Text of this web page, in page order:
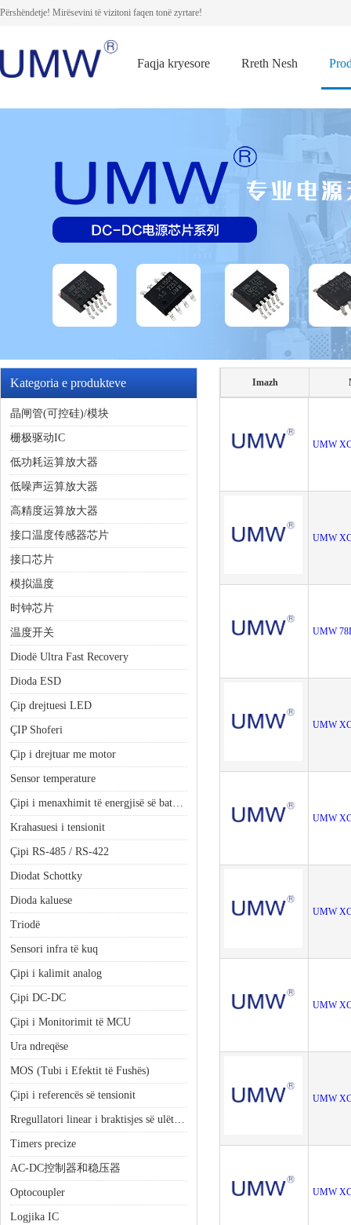
Përshëndetje! Mirësevini të vizitoni faqen tonë zyrtare!
Faqja kryesore Rreth Nesh
Kategoria e produkteve
晶闸管(可控硅)/模块
栅极驱动IC
低功耗运算放大器
低噪声运算放大器
高精度运算放大器
接口温度传感器芯片
接口芯片
模拟温度
时钟芯片
温度开关
Diodë Ultra Fast Recovery
Dioda ESD
Çip drejtuesi LED
ÇIP Shoferi
Çip i drejtuar me motor
Sensor temperature
Çipi i menaxhimit të energjisë së baterisë
Krahasuesi i tensionit
Çipi RS-485 / RS-422
Diodat Schottky
Dioda kaluese
Triodë
Sensori infra të kuq
Çipi i kalimit analog
Çipi DC-DC
Çipi i Monitorimit të MCU
Ura ndreqëse
MOS (Tubi i Efektit të Fushës)
Çipi i referencës së tensionit
Rregullatori linear i braktisjes së ulët (LDO)
Timers precize
AC-DC控制器和稳压器
Optocoupler
Logjika IC
Imazh
UMW
UMW
UMW
UMW
UMW
UMW
UMW
UMW
UMW